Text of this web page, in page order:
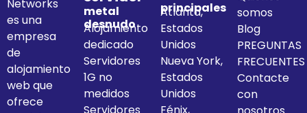
Networks
es una
empresa
de
alojamiento
web que
ofrece
metal
desnudo
Alojamiento
dedicado
Servidores
1G no
medidos
principales
Atlanta,
Estados
Unidos
Nueva York,
Estados
Unidos
somos
Blog
PREGUNTAS
FRECUENTES
Contacte
con